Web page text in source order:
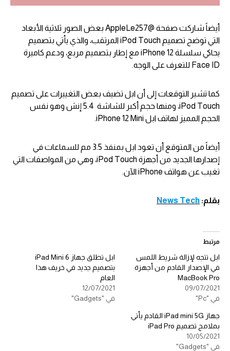
أيضاً شاركت صفحة @AppleLe257 بعض الصور ثلاثية الأبعاد
التي توضح تصميم iPod Touch المرتقب، والذي يأتي بتصميم
يحاكي سلسلة iPhone 12 مع إطار بتصميم مربع، ودعم كاميرة
Face ID للتعرف على الوجه.
كما تشير التوقعات إلى أن ابل تضيف بعض التغييرات على تصميم
iPod Touch، ومنها حجم أكبر للشاشة 5.4 إنش وهو نفس
الحجم المميز لهاتف ابل iPhone 12 Mini.
أيضاً من المتوقع أن تعود ابل بمنفذ 3.5 مم للسماعات في
إصدارها الجديد من أجهزة iPod Touch، وهي من المواصفات التي
تغيب عن هواتف iPhone الآن.
بقلم: News Tech
مرتبط
ابل تتجه لإزالة شريط اللمس
في الإصدار القادم من أجهزة
MacBook Pro
09/07/2021
في "Pc"
ابل تطلق جهاز iPad Mini 6
بتصميم جديد في خريف هذا
العام
12/07/2021
في "Gadgets"
جهاز iPad mini 5G القادم يأتي
بملامح تصميم iPad Pro
10/05/2021
في "Gadgets"